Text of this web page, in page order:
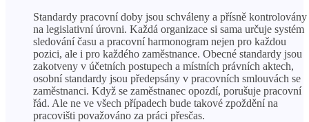
Standardy pracovní doby jsou schváleny a přísně kontrolovány
na legislativní úrovni. Každá organizace si sama určuje systém
sledování času a pracovní harmonogram nejen pro každou
pozici, ale i pro každého zaměstnance. Obecné standardy jsou
zakotveny v účetních postupech a místních právních aktech,
osobní standardy jsou předepsány v pracovních smlouvách se
zaměstnanci. Když se zaměstnanec opozdí, porušuje pracovní
řád. Ale ne ve všech případech bude takové zpoždění na
pracovišti považováno za práci přesčas.